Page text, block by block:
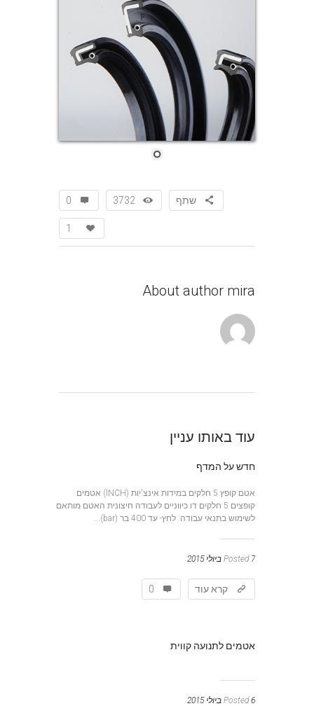
שתף 3732
0
1
About author mira
עוד באותו עניין
חדש על המדף
אטם קופץ 5 חלקים במידות אינצ'יות (INCH) אטמים
קופצים 5 חלקים דו כיווניים לעבודה חיצונית האטם מותאם
לשימוש בתנאי עבודה: לחץ- עד 400 בר (bar)...
Posted 7 ביולי 2015
קרא עוד 0
אטמים לתנועה קווית
Posted6 ביולי 2015